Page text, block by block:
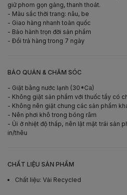
giữ phom gọn gàng, thanh thoát.
- Màu sắc thời trang: nâu, be
- Giao hàng nhanh toàn quốc
- Bảo hành trọn đời sản phẩm
- Đổi trả hàng trong 7 ngày
BẢO QUẢN & CHĂM SÓC
- Giặt bằng nước lạnh (30*Ca)
- Không giặt sản phẩm với thuốc tẩy có
- Không nên giặt chung các sản phẩm
- Nên phơi khô trong bóng râm
- Ủi ở nhiệt độ thấp, nên lật mặt trái sản
in/thêu
CHẤT LIỆU SẢN PHẨM
Chất liệu: Vải Recycled